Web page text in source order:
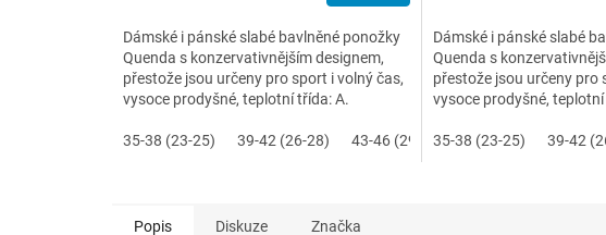
Dámské i pánské slabé bavlněné ponožky
Quenda s konzervativnějším designem,
přestože jsou určeny pro sport i volný čas,
vysoce prodyšné, teplotní třída: A.
35-38 (23-25) 39-42 (26-28) 43-46 (29-31)
Dámské i pánské slabé
Quenda s
přestože jsou určeny pro
vysoce prodyšné,
35-38 (23-25) 39-42
Popis Diskuze Značka